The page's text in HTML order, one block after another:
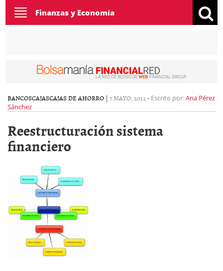
Toggle
navigation
Finanzas y Economía
BANCOSCAJASCAJAS DE AHORRO | 7 MAYO, 2012- Escrito por:Ana Pérez
Sánchez
Reestructuración sistema
financiero